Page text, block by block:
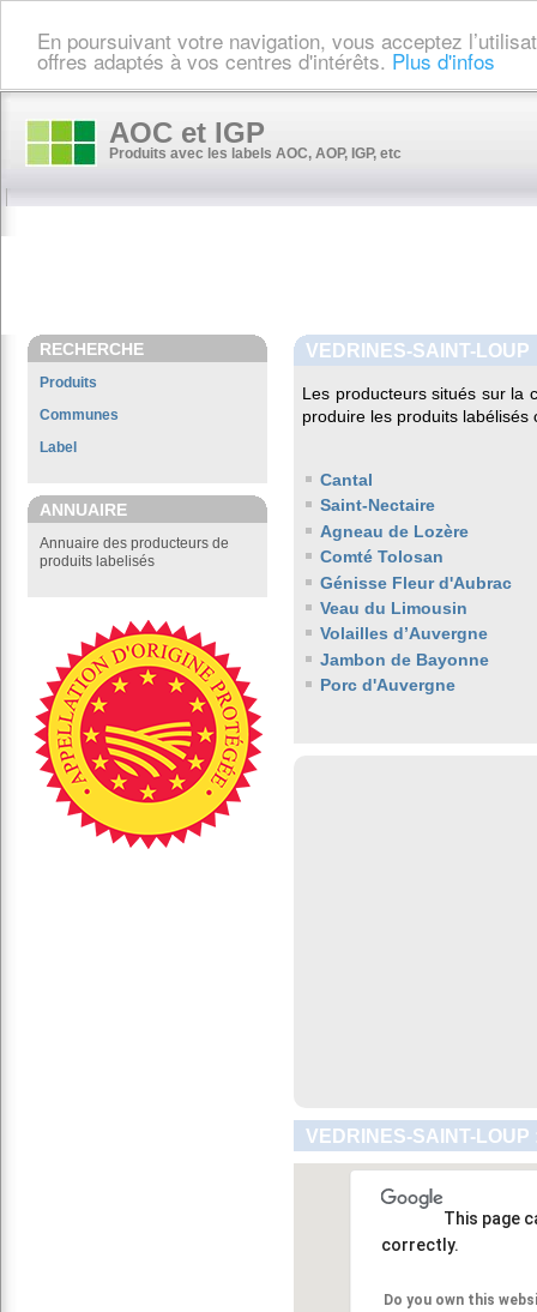
En poursuivant votre navigation, vous acceptez
offres adaptés à vos centres d'intérêts. Plus d'infos
AOC et IGP
Produits avec les labels AOC, AOP, IGP, etc
RECHERCHE
Produits
Communes
Label
ANNUAIRE
Annuaire des producteurs de
produits labelisés
VEDRINES-SAINT-LOUP
Les producteurs situés sur la
produire les produits labélisés
Cantal
Saint-Nectaire
Agneau de Lozère
Comté Tolosan
Génisse Fleur d'Aubrac
Veau du Limousin
Volailles d’Auvergne
Jambon de Bayonne
Porc d'Auvergne
VEDRINES-SAINT-
This page
correctly.
Do you own this